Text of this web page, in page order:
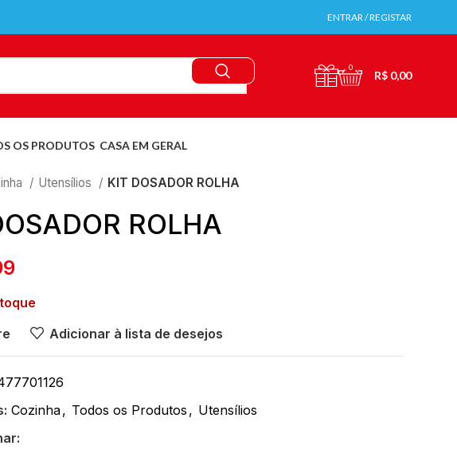
ENTRAR / REGISTAR
0
R$ 0,00
OS PRODUTOS CASA EM GERAL
Utensílios KIT DOSADOR ROLHA
ROLHA
Adicionar à lista de desejos
Cozinha, Todos os Produtos , Utensílios